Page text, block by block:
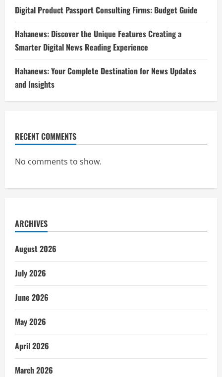
Digital Product Passport Consulting Firms: Budget Guide
Hahanews: Discover the Unique Features Creating a
Smarter Digital News Reading Experience
Hahanews: Your Complete Destination for News Updates
and Insights
RECENT COMMENTS
No comments to show.
ARCHIVES
August 2026
July 2026
June 2026
May 2026
April 2026
March 2026